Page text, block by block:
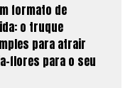
formato de
o truque
para atrair
flores para o seu